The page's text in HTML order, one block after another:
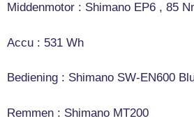
Middenmotor : Shimano EP6 , 85
Accu : 531 Wh
Bediening : Shimano SW-EN600
Remmen : Shimano MT200